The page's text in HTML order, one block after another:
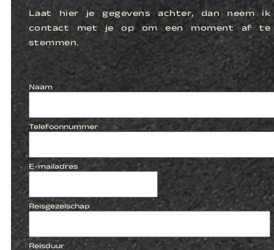
Laat hier je gegevens achter, dan neem ik
contact met je op om een moment af te
stemmen.
Naam
Telefoonnummer
E-mailadres
Reisgezelschap
Reisduur